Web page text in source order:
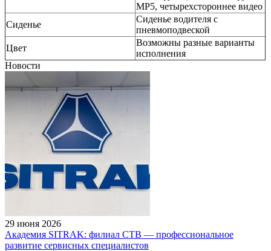
MP5, четырехстороннее видео
Сиденье
Сиденье водителя с
пневмоподвеской
Цвет
Возможны разные варианты
исполнения
Новости
29 июня 2026
Академия SITRAK: филиал СТВ — профессиональное
развитие сервисных специалистов